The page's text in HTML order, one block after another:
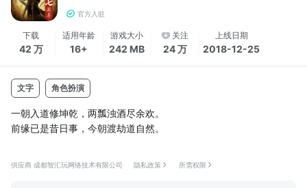
官方入驻
下载
42 万
适用年龄
16+
游戏大小
242 MB
关注
24 万
上线日期
2018-12-25
文字 角色扮演
一朝入道修坤乾，两瓢浊酒尽余欢。
前缘已是昔日事，今朝渡劫道自然。
供应商 成都智汇玩网络技术有限公司 隐私政策 所需权限